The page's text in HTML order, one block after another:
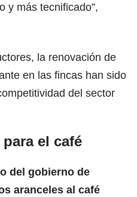
y más tecnificado”,
la renovación de
en las fincas han sido
del sector
el café
del gobierno de
aranceles al café